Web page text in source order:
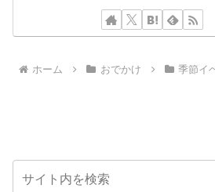
ホーム おでかけ 季節イ